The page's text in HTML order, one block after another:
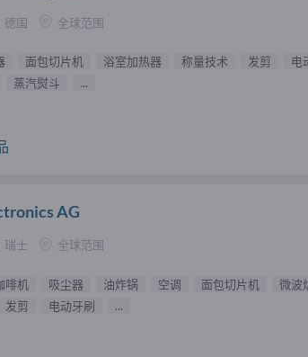
德国 全球范围
面包切片机 浴室加热器 称量技术 发剪
电
蒸汽熨斗 ...
AG
瑞士 全球范围
啡机 吸尘器 油炸锅 空调 面包切片机
微波
发剪 电动牙刷 ...